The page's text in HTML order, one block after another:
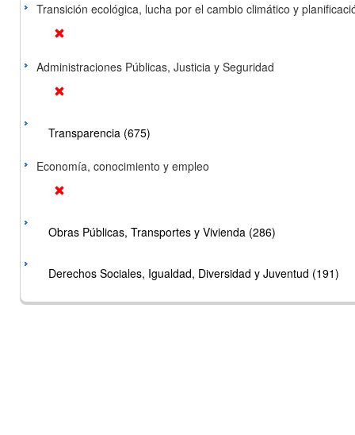
Transición ecológica, lucha por el cambio climático y
Administraciones Públicas, Justicia y Seguridad
Transparencia (675)
Economía, conocimiento y empleo
Obras Públicas, Transportes y Vivienda (286)
Derechos Sociales, Igualdad, Diversidad y Juventud (191)